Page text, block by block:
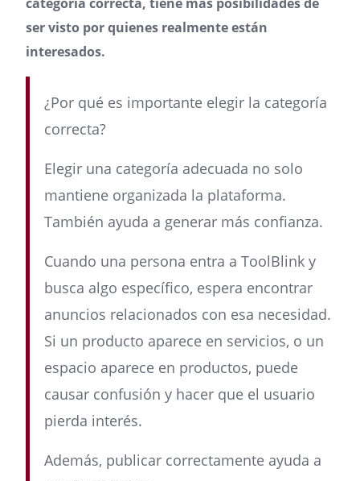
ser visto por quienes realmente están
interesados.
¿Por qué es importante elegir la categoría
correcta?
Elegir una categoría adecuada no solo
mantiene organizada la plataforma.
También ayuda a generar más confianza.
Cuando una persona entra a ToolBlink y
busca algo específico, espera encontrar
anuncios relacionados con esa necesidad.
Si un producto aparece en servicios, o un
espacio aparece en productos, puede
causar confusión y hacer que el usuario
pierda interés.
Además, publicar correctamente ayuda a